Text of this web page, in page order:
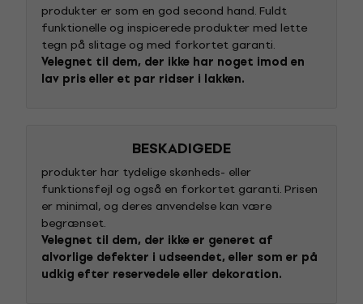
produkter er som en god second hand. Fuldt
funktionelle og inspicerede produkter med lette
tegn på slitage og med forkortet garanti.
Velegnet til dem, der ikke har noget imod en
lav pris eller et par ridser i lakken.
BESKADIGEDE
produkter har tydelige skønheds- eller
funktionsfejl og også en forkortet garanti. Prisen
er minimal, og deres anvendelse kan være
begrænset.
Velegnet til dem, der ikke er generet af
alvorlige defekter i udseendet, eller som er på
udkig efter reservedele eller dekoration.